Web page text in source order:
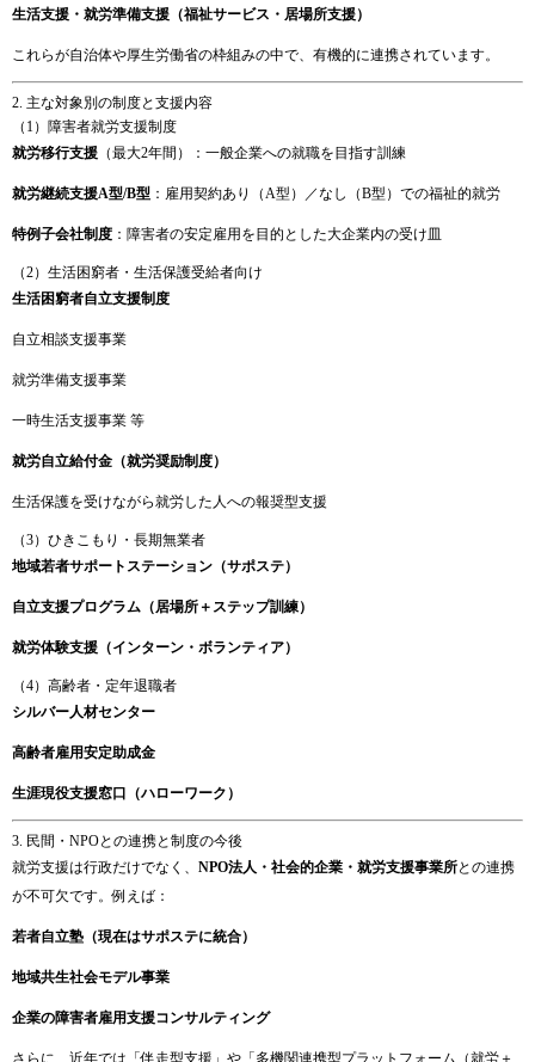
生活支援・ 就労準備支援（福祉サービス・ 居場所支援）
これらが自治体や厚生労働省の枠組みの中で、 有機的に連携されています。
2. 主な対象別 の制度と支援内容
（ 1） 障害者就労支援制度
就労移行支援 （最大2年間）： 一般企業への就職を 目指す訓練
就労継続支援A型/B型 ： 雇用契約あり（A型）／なし（B型） での福祉的就労
特例子会社制度 ： 障害者の安定雇用 を 目的 と した大企業内の受け皿
（2） 生活困窮者・ 生活保護受給者向け
生活困窮者自立支援制度
自立相談支援事業
就労準備支援事業
一時生活支援事業 等
就労自立給付金（就労奨励制度）
生活保護を受けながら就労した 人への報奨型支援
（3） ひき こ も り・ 長期無業者
地域若者サポート ステーション（サポステ）
自立支援プログラム（居場所＋ ステップ訓練）
就労体験支援（インターン・ ボランティア）
（4） 高齢者・ 定年退職者
シルバー人材センター
高齢者雇用安定助成金
生涯現役支援窓口（ハローワーク）
3. 民間・ NPOとの連携と制度の今後
就労支援は行政だけでなく、 NPO法人・ 社会的企業・ 就労支援事業所との連携
が不可欠です。例えば：
若者自立塾（現在はサポステに統合）
地域共生社会モデル事業
企業の障害者雇用支援コンサルティング